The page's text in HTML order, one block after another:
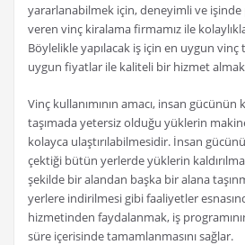
yararlanabilmek için, deneyimli ve
veren vinç kiralama firmamız ile
Böylelikle yapılacak iş için en uygun
uygun fiyatlar ile kaliteli bir hizmet
Vinç kullanımının amacı, insan gücünün
taşımada yetersiz olduğu yüklerin
kolayca ulaştırılabilmesidir. İnsan
çektiği bütün yerlerde yüklerin
şekilde bir alandan başka bir alana
yerlere indirilmesi gibi faaliyetler
hizmetinden faydalanmak, iş
süre içerisinde tamamlanmasını sağlar.